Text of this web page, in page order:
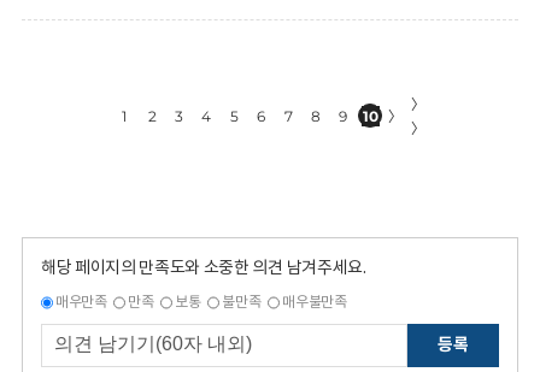
1 2 3 4 5 6 7 8 9 10 〉
〉
〉
해당 페이지의 만족도와 소중한 의견 남겨주세요.
매우만족 만족 보통 불만족 매우불만족
등록